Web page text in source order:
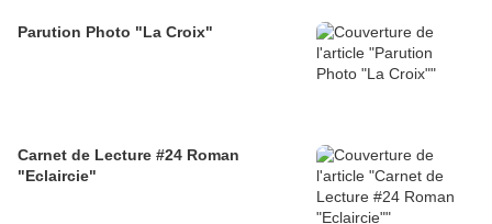
Parution Photo "La Croix"
Carnet de Lecture #24 Roman
"Eclaircie"